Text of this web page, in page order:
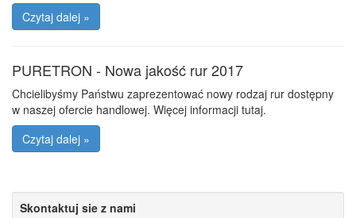
Czytaj dalej »
PURETRON - Nowa jakość rur 2017
Chcielibyśmy Państwu zaprezentować nowy rodzaj rur dostępny
w naszej ofercie handlowej. Więcej informacji tutaj.
Czytaj dalej »
Skontaktuj sie z nami